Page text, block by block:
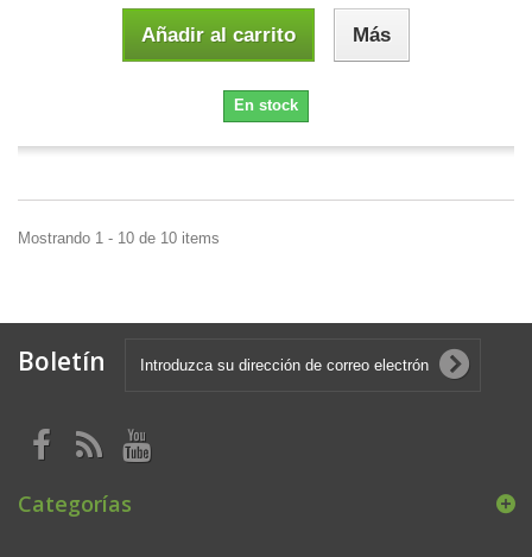
Añadir al carrito Más
En stock
Mostrando 1 - 10 de 10 items
Boletín
Categorías